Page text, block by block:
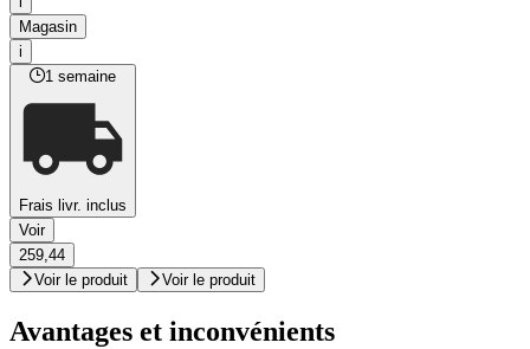
Magasin
i
1 semaine
Frais livr. inclus
Voir
259,44
Voir le produit
Voir le produit
Avantages et inconvénients